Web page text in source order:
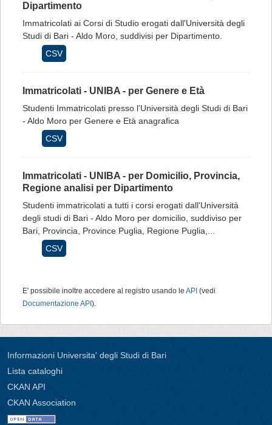
Dipartimento
Immatricolati ai Corsi di Studio erogati dall'Università degli
Studi di Bari - Aldo Moro, suddivisi per Dipartimento.
CSV
Immatricolati - UNIBA - per Genere e Età
Studenti Immatricolati presso l'Università degli Studi di Bari
- Aldo Moro per Genere e Età anagrafica
CSV
Immatricolati - UNIBA - per Domicilio, Provincia,
Regione analisi per Dipartimento
Studenti immatricolati a tutti i corsi erogati dall'Università
degli studi di Bari - Aldo Moro per domicilio, suddiviso per
Bari, Provincia, Province Puglia, Regione Puglia,...
CSV
E' possibile inoltre accedere al registro usando le API (vedi
Documentazione API ).
Informazioni Universita' degli Studi di Bari
Lista cataloghi
CKAN API
CKAN Association